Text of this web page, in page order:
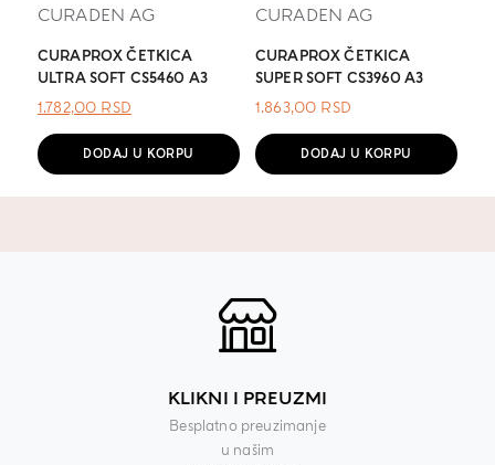
CURADEN AG
CURAPROX ČETKICA
ULTRA SOFT CS5460 A3
ОРИГИНАЛНА
ЈЕ
БИЛА:
1.782,00 RSDТРЕНУТНА
ЈЕ:
DODAJ U KORPU
CURADEN AG
CURAPROX ČETKICA
SUPER SOFT CS3960 A3
1.863,00 RSD
DODAJ U KORPU
KLIKNI I PREUZMI
Besplatno preuzimanje
u našim